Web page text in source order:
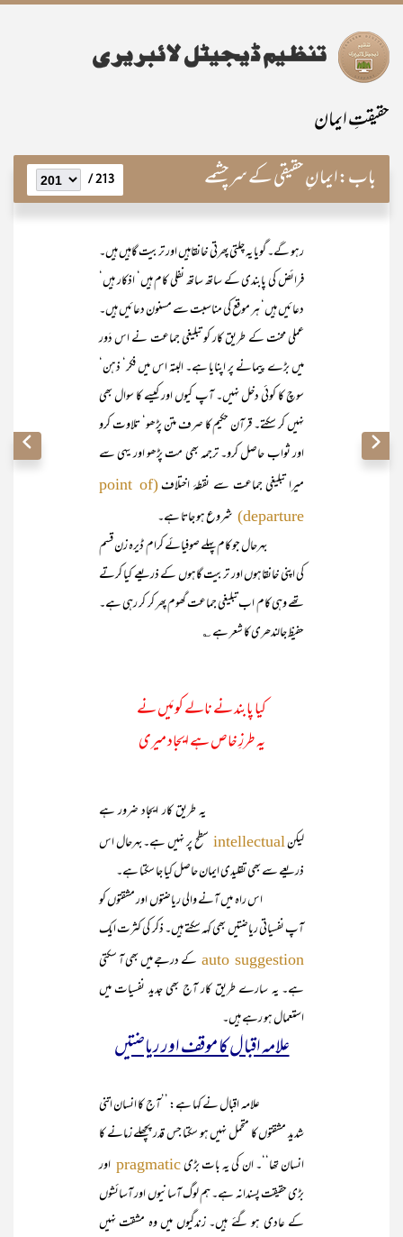
حقیقتِ ایمان
باب:ایمانِ حقیقی کے سرچشمے 213 /
رہو گے۔ گویا یہ چلتی پھرتی خانقاہیں اور تربیت گاہیں ہیں۔
فرائض کی پابندی کے ساتھ ساتھ نفلی کام ہیں‘ اذکار ہیں‘
دعائیں ہیں‘ ہر موقع کی مناسبت سے مسنون دعائیں ہیں۔
عملی محنت کے طریق کار کو تبلیغی جماعت نے اس دَور
میں بڑے پیمانے پر اپنایا ہے۔ البتہ اس میں فکر‘ ذہن‘
سوچ کا کوئی دخل نہیں۔ آپ کیوں اور کیسے کا سوال بھی
نہیں کر سکتے۔ قرآن حکیم کا صرف متن پڑھو‘ تلاوت کرو
اور ثواب حاصل کرو۔ ترجمہ بھی مت پڑھو اور یہی سے
میرا تبلیغی جماعت سے نقطۂ اختلاف (point of
departure) شروع ہو جاتا ہے۔
بہرحال جو کام پہلے صوفیائے کرام ڈیرہ زن قسم
کی اپنی خانقاہوں اور تربیت گاہوں کے ذریعے کیا کرتے
تھے وہی کام اب تبلیغی جماعت گھوم پھر کر کر رہی ہے۔
حفیظ جالندھری کا شعر ہے ؎
کیا پابند نے نالے کو مَیں نے
یہ طرزِ خاص ہے ایجاد میری
یہ طریق کار ایجاد ضرور ہے
لیکنintellectual سطح پر نہیں ہے۔ بہرحال اس
ذریعے سے بھی تقلیدی ایمان حاصل کیا جا سکتا ہے۔
اس راہ میں آنے والی ریاضتوں اور مشقتوں کو
آپ نفسیاتی ریاضتیں بھی کہہ سکتے ہیں۔ ذکر کی کثرت ایک
auto suggestion کے درجے میں بھی آ سکتی
ہے۔ یہ سارے طریق کار آج بھی جدید نفسیات میں
استعمال ہو رہے ہیں۔
علامہ اقبال کا موقف اور ریاضتیں
علامہ اقبال نے کہا ہے: ’’آج کا انسان اتنی
شدید مشقتوں کا متحمل نہیں ہو سکتا جس قدر پچھلے زمانے کا
انسان تھا‘‘۔ ان کی یہ بات بڑیpragmatic اور
بڑی حقیقت پسندانہ ہے۔ ہم لوگ آسانیوں اور آسائشوں
کے عادی ہو گئے ہیں۔ زندگیوں میں وہ مشقت نہیں